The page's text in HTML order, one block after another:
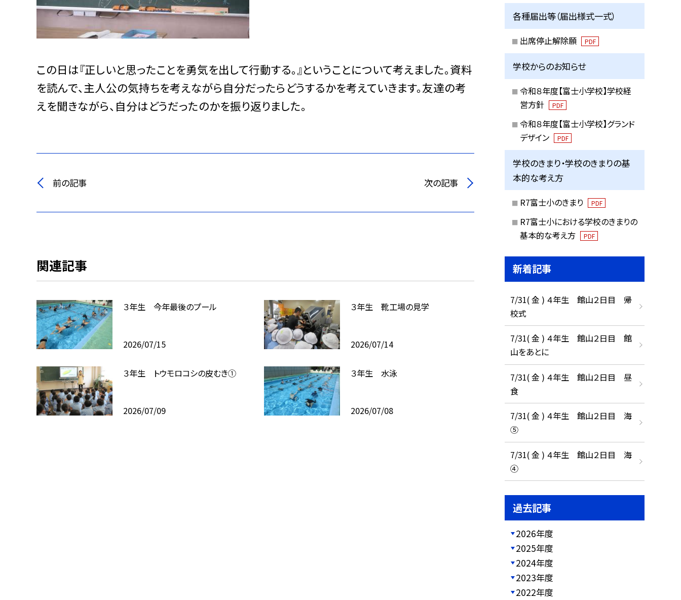
この日は『正しいと思ったことを勇気を出して行動する。』ということについて考えました。資料
を読んで、主人公の気持ちを考えながら自分だったらどうするかを考えていきます。友達の考
えを聞きながら、自分はどうだったのかを振り返りました。
前の記事 次の記事
関連記事
３年生 今年最後のプール
2026/07/15
３年生 靴工場の見学
2026/07/14
３年生 トウモロコシの皮むき①
2026/07/09
３年生 水泳
2026/07/08
各種届出等（届出様式一式）
出席停止解除願 PDF
学校からのお知らせ
令和８年度【富士小学校】学校経
営方針
PDF
令和８年度【富士小学校】グランド
デザイン
PDF
学校のきまり・学校のきまりの基
本的な考え方
R7富士小のきまり PDF
R7富士小における学校のきまりの
基本的な考え方
PDF
新着記事
7/31( 金 ) ４年生 館山２日目 帰
校式
7/31( 金 ) ４年生 館山２日目 館
山をあとに
7/31( 金 ) ４年生 館山２日目 昼
食
7/31( 金 ) ４年生 館山２日目 海
⑤
7/31( 金 ) ４年生 館山２日目 海
④
過去記事
2026年度
2025年度
2024年度
2023年度
2022年度